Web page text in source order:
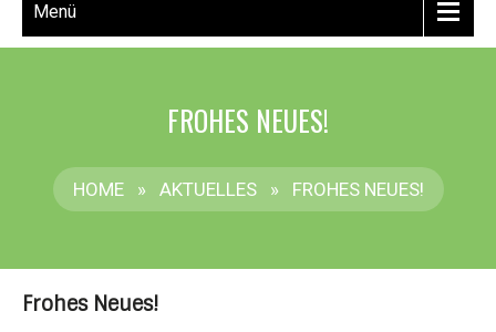
Menü
FROHES NEUES!
HOME » AKTUELLES » FROHES NEUES!
Frohes Neues!